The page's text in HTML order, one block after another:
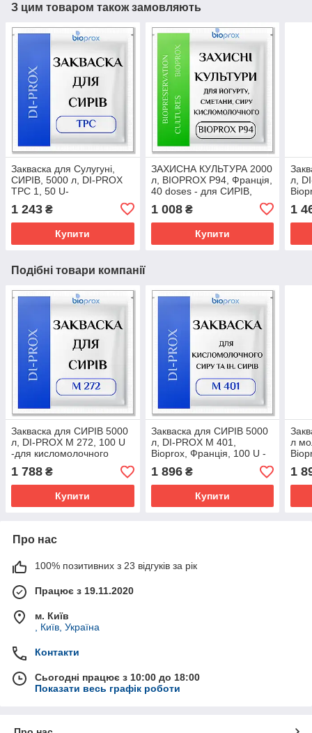
З цим товаром також замовляють
Закваска для Сулугуні,
СИРІВ, 5000 л, DI-PROX
TPC 1, 50 U-
американська моцарелла,
Качкавал
1 243 ₴
Купити
ЗАХИСНА КУЛЬТУРА 2000
л, BIOPROX P94, Франція,
40 doses - для CИРІВ,
ЙОГУРТУ, СМЕТАНИ
1 008₴
Купити
л,
1
Подібні товари компанії
Закваска для CИРІВ 5000
л, DI-PROX M 272, 100 U
-для кисломолочного
СИРУ, крем-СИРУ, СИРУ з
низькою температурою
повторного
1 788 ₴
Купити
Закваска для CИРІВ 5000
л, DI-PROX M 401,
Bioprox, Франція, 100 U -
для кисломолочного
СИРУ
1 896₴
Купити
л
сири
1
Про нас
100% позитивних з 23 відгуків за рік
Працює з 19.11.2020
м. Київ
, Київ, Україна
Контакти
Сьогодні працює з 10:00 до 18:00
Показати весь графік роботи